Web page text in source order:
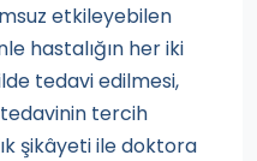
etkileyebilen
hastalığın her iki
tedavi edilmesi,
tercih
şikâyeti ile doktora